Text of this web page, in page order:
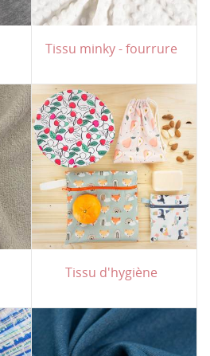
Tissu minky - fourrure
Tissu d'hygiène